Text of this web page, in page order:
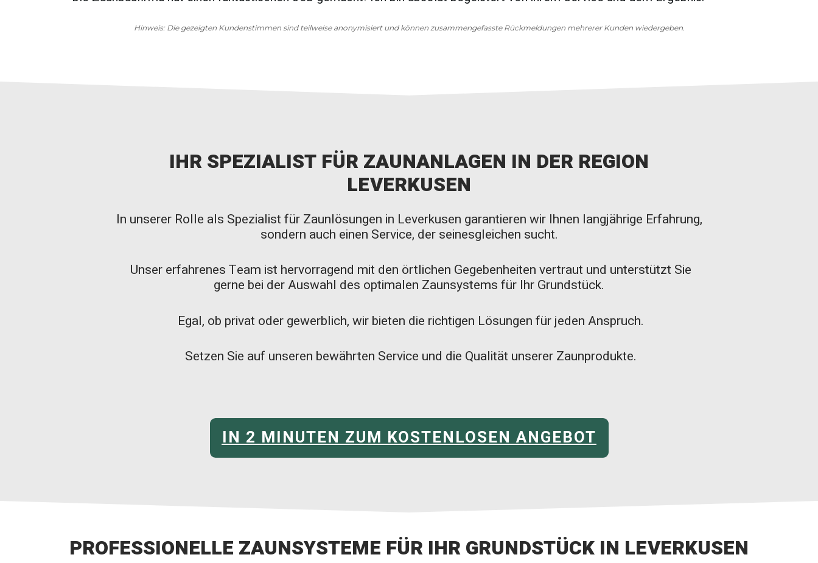
Hinweis: Die gezeigten Kundenstimmen sind teilweise anonymisiert und können zusammengefasste Rückmeldungen mehrerer Kunden wiedergeben.
IHR SPEZIALIST FÜR ZAUNANLAGEN IN DER REGION
LEVERKUSEN
In unserer Rolle als Spezialist für Zaunlösungen in Leverkusen garantieren wir Ihnen langjährige Erfahrung,
sondern auch einen Service, der seinesgleichen sucht.
Unser erfahrenes Team ist hervorragend mit den örtlichen Gegebenheiten vertraut und unterstützt Sie
gerne bei der Auswahl des optimalen Zaunsystems für Ihr Grundstück.
Egal, ob privat oder gewerblich, wir bieten die richtigen Lösungen für jeden Anspruch.
Setzen Sie auf unseren bewährten Service und die Qualität unserer Zaunprodukte.
IN 2 MINUTEN ZUM KOSTENLOSEN ANGEBOT
PROFESSIONELLE ZAUNSYSTEME FÜR IHR GRUNDSTÜCK IN LEVERKUSEN